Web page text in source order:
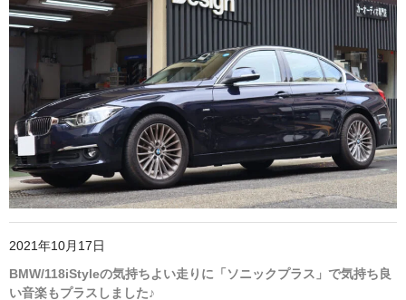
2021年10月17日
BMW/118iStyleの気持ちよい走りに「ソニックプラス」で気持ち良
い音楽もプラスしました♪